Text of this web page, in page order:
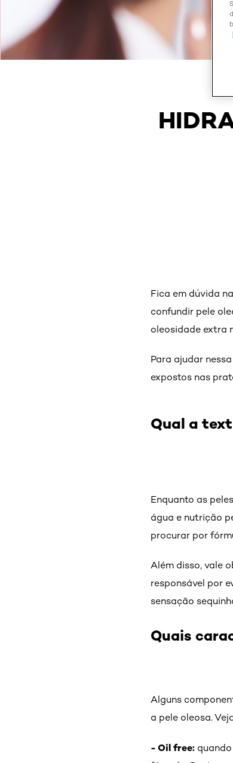
Fica em dúvida
confundir pele
oleosidade extra
Para ajudar
expostos nas
Qual a
Enquanto as
água e nutrição
procurar por
Além disso, vale
responsável por
sensação
Quais
Alguns
a pele oleosa.
- Oil free: